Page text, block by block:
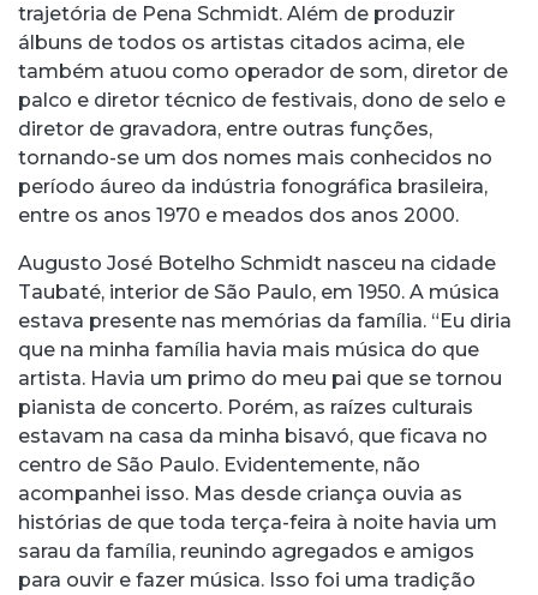
trajetória de Pena Schmidt. Além de produzir
álbuns de todos os artistas citados acima, ele
também atuou como operador de som, diretor de
palco e diretor técnico de festivais, dono de selo e
diretor de gravadora, entre outras funções,
tornando-se um dos nomes mais conhecidos no
período áureo da indústria fonográfica brasileira,
entre os anos 1970 e meados dos anos 2000.
Augusto José Botelho Schmidt nasceu na cidade
Taubaté, interior de São Paulo, em 1950. A música
estava presente nas memórias da família. “Eu diria
que na minha família havia mais música do que
artista. Havia um primo do meu pai que se tornou
pianista de concerto. Porém, as raízes culturais
estavam na casa da minha bisavó, que ficava no
centro de São Paulo. Evidentemente, não
acompanhei isso. Mas desde criança ouvia as
histórias de que toda terça-feira à noite havia um
sarau da família, reunindo agregados e amigos
para ouvir e fazer música. Isso foi uma tradição